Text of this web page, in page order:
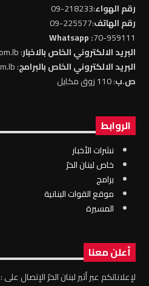
رقم الهواء:218233-09
رقم الهاتف:225577-09
70-959111
: Whatsapp
البريد الالكتروني الخاص بالاخبار: news@rll.com.lb
البريد الالكتروني الخاص بالبرامج: info@rll.com.lb
ص.ب: 110 زوق مكايل
الروابط
نشرات الأخبار
خاص لبنان الحرّ
برامج
موقع القوات البنانية
المسيرة
أعلن معنا
لإعلاناتكم عبر أثير لبنان الحرّ الإتصال على :